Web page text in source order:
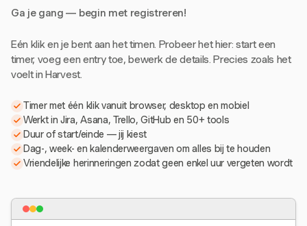
Ga je gang — begin met registreren!
Eén klik en je bent aan het timen. Probeer het hier: start een
timer, voeg een entry toe, bewerk de details. Precies zoals het
voelt in Harvest.
Timer met één klik vanuit browser, desktop en mobiel
Werkt in Jira, Asana, Trello, GitHub en 50+ tools
Duur of start/einde — jij kiest
Dag-, week- en kalenderweergaven om alles bij te houden
Vriendelijke herinneringen zodat geen enkel uur vergeten wordt